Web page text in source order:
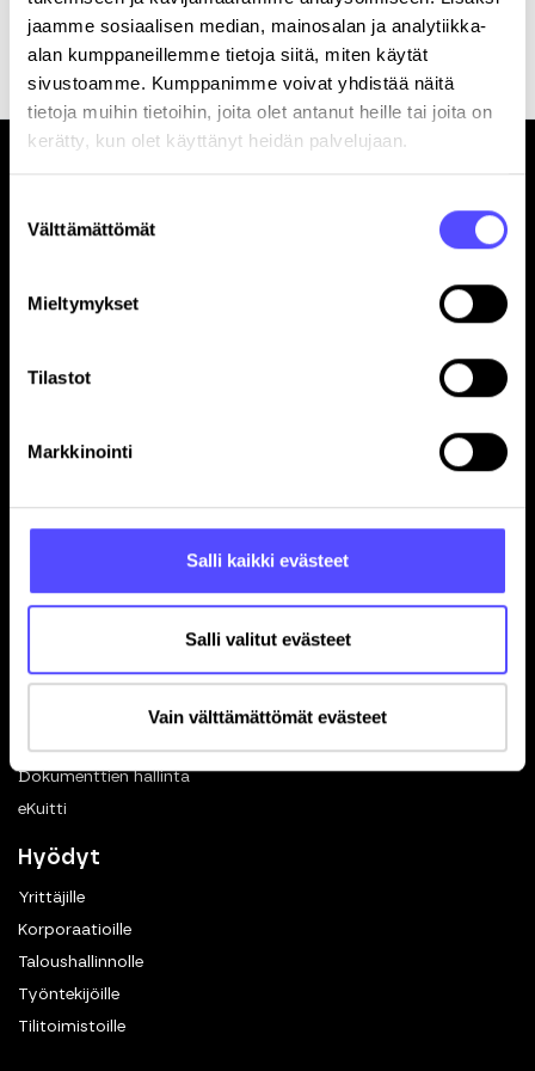
jaamme sosiaalisen median, mainosalan ja analytiikka-
alan kumppaneillemme tietoja siitä, miten käytät
sivustoamme. Kumppanimme voivat yhdistää näitä
tietoja muihin tietoihin, joita olet antanut heille tai joita on
kerätty, kun olet käyttänyt heidän palvelujaan.
valinta
Välttämättömät
Mieltymykset
Tilastot
Markkinointi
Salli kaikki evästeet
Salli valitut evästeet
Vain välttämättömät evästeet
Rekisteröitymällä hyväksyt palvelun
Sivut
Yhteystiedot
Avoimet työpaikat
Ohjelmistokumppanuus
Toiminnot
Kuittien skannaus
Dokumenttien hallinta
eKuitti
Hyödyt
Yrittäjille
Korporaatioille
Taloushallinnolle
Työntekijöille
Tilitoimistoille